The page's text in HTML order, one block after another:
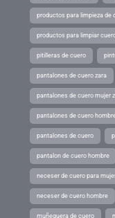
productos para limpieza de
productos para limpiar
pitilleras de cuero
pantalones de cuero zara
pantalones de cuero mujer
pantalones de cuero
pantalones de cuero
pantalon de cuero hombre
neceser de cuero para
neceser de cuero hombre
muñequera de cuero